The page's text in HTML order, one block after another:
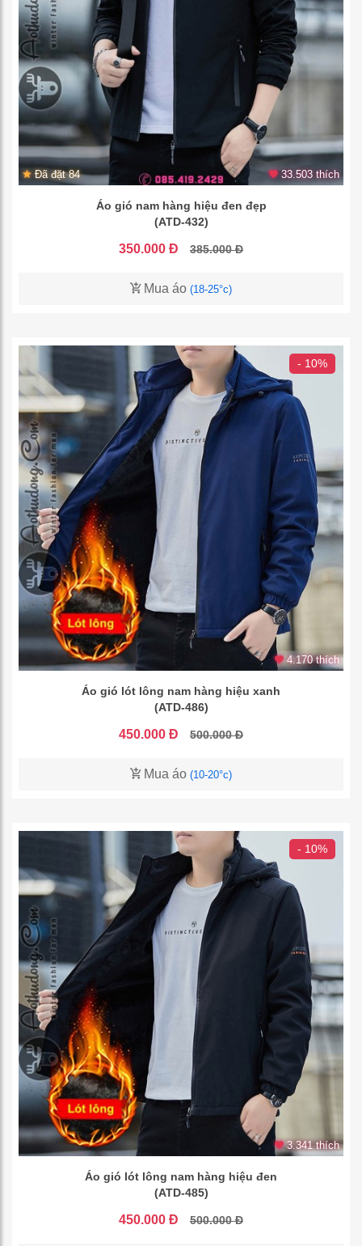
Đã đặt 84 33.503 thích
Áo gió nam hàng hiệu đen đẹp
(ATD-432)
350.000 Đ 385.000 Đ
Mua áo (18-25°c)
- 10%
4.170 thích
Áo gió lót lông nam hàng hiệu xanh
(ATD-486)
450.000 Đ 500.000 Đ
Mua áo (10-20°c)
- 10%
3.341 thích
Áo gió lót lông nam hàng hiệu đen
(ATD-485)
450.000 Đ 500.000 Đ